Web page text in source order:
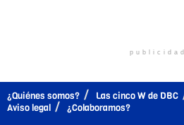
publicidad
¿Quiénes somos? Las cinco W de DBC
Aviso legal
¿Colaboramos?